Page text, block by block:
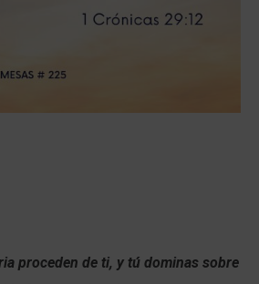
proceden de ti, y tú dominas sobre